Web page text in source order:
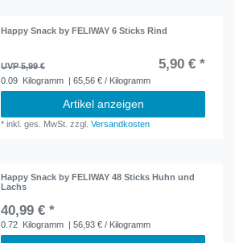
Happy Snack by FELIWAY 6 Sticks Rind
UVP 5,99 € 5,90 € *
0.09 Kilogramm | 65,56 € / Kilogramm
Artikel anzeigen
*inkl. ges. MwSt. zzgl.Versandkosten
Happy Snack by FELIWAY 48 Sticks Huhn und
Lachs
40,99 € *
0.72 Kilogramm | 56,93 € / Kilogramm